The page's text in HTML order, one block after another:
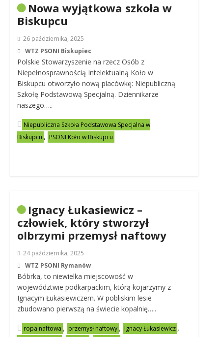
Nowa wyjątkowa szkoła w
Biskupcu
26 października, 2025
WTZ PSONI Biskupiec
Polskie Stowarzyszenie na rzecz Osób z
Niepełnosprawnością Intelektualną Koło w
Biskupcu otworzyło nową placówkę: Niepubliczną
Szkołę Podstawową Specjalną. Dziennikarze
naszego…..
Niepubliczna Szkoła Podstawowa Specjalna w
Biskupcu , PSONI Koło w Biskupcu
Ignacy Łukasiewicz –
człowiek, który stworzył
olbrzymi przemysł naftowy
24 października, 2025
WTZ PSONI Rymanów
Bóbrka, to niewielka miejscowość w
województwie podkarpackim, którą kojarzymy z
Ignacym Łukasiewiczem. W pobliskim lesie
zbudowano pierwszą na świecie kopalnię…..
ropa naftowa , przemysł naftowy , Ignacy Łukasiewicz ,